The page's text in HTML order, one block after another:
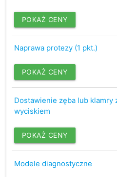
POKAŻ CENY
Naprawa protezy (1 pkt.)
POKAŻ CENY
Dostawienie zęba lub klamry
wyciskiem
POKAŻ CENY
Modele diagnostyczne